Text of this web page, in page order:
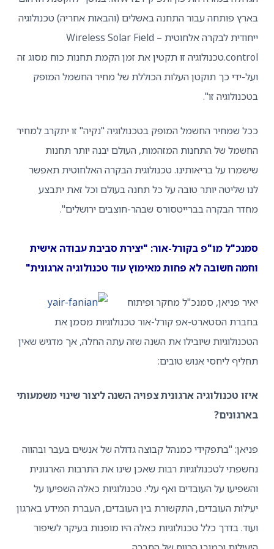
פותחה עבור התחנה באשלים (והבאות אחריה) טכנולוגיה
ייחודית לבקרה אלחוטית – Wireless Solar Field
control.טכנולוגיה זו תקטין את זמן הקמת תחנות כוח מסוג זה
ידי כך תוקטן העלות הכוללת של מחיר החשמל המופק
זו".
החשמל המופק בטכנולוגיה "נקיה" זו יתקרב למחיר
של התחנות המזהמות, העולם יבנה יותר תחנות
על בריאותינו. טכנולוגית הבקרה האלחוטית תאפשר
יותר טובה על כל תחנה בעולם וכל זאת יתבצע
הבקרה בברייטסורס שבהר-חוצבים ירושלים".
מו"פ בקורל-אור: "יצירת סביבת עבודה אישית
חשובה לא פחות מאימוץ עוד טכנולוגיה ארגונית"
פניאן, סמנכ"ל מחקר ופיתוח
הסטארט-אפ קורל-אור טכנולוגיות מסמן את
שיובילו את השנה שזה עתה החלה, אך מדגיש שאין
ליחסי אנוש טובים:
טכנולוגיה ארגונית צפויה השנה ליצור שינוי משמעותי
"בתפקידי כמנהל קבוצה גדולה של אנשים בעבר ובהווה
לטכנולוגיות רבות שאכן שינו את התרבות הארגונית
על העובדים ואף עלי. טכנולוגיות כאלה השפיעו על
העובדים, התקשורת בין העובדים, העברת המידע בארגון
בדרך כלל טכנולוגיות כאלה היו מופנות בעיקר לשיפור